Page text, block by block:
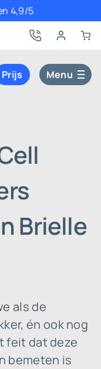
4,9/5
Prijs Menu
Brielle
als de
én ook nog
feit dat deze
bemeten is